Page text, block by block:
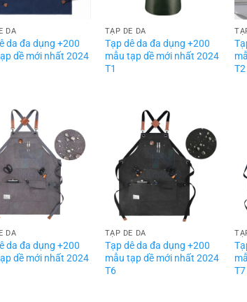
DA
da đa dụng +200
dề mới nhất 2024
TẠP DỀ DA
Tạp dê da đa dụng +200
mẫu tạp dề mới nhất 2024
T1
T2
DA
da đa dụng +200
dề mới nhất 2024
TẠP DỀ DA
Tạp dê da đa dụng +200
mẫu tạp dề mới nhất 2024
T6
T7